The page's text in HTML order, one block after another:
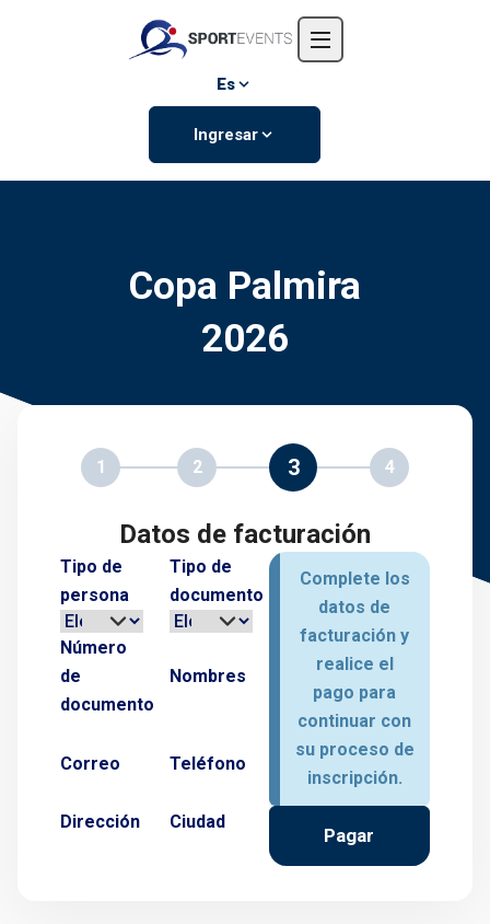
Eventos
Es
Ingresar
Copa Palmira
2026
1 2 3 4
Datos de facturación
Tipo de
persona
Tipo de
documento
Número
de
documento
Nombres
Correo Teléfono
Dirección Ciudad
Complete los
datos de
facturación y
realice el
pago para
continuar con
su proceso de
inscripción.
Pagar